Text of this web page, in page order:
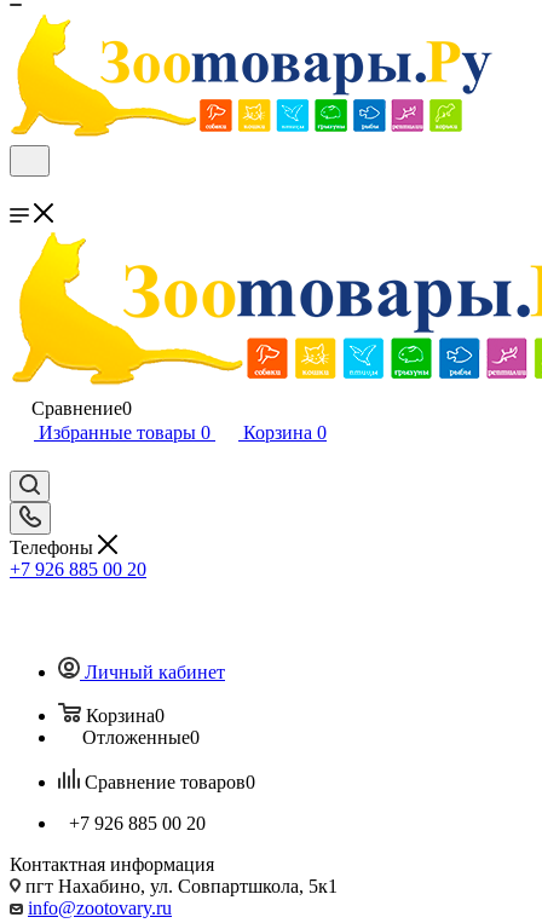
Сравнение0
Избранные товары 0 Корзина 0
Телефоны
+7 926 885 00 20
Личный кабинет
Корзина0
Отложенные0
Сравнение товаров0
+7 926 885 00 20
Контактная информация
пгт Нахабино, ул. Совпартшкола, 5к1
info@zootovary.ru